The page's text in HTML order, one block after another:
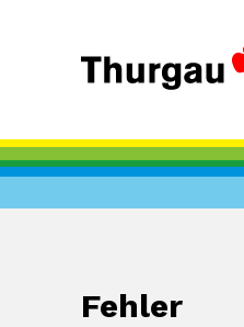
Fehler